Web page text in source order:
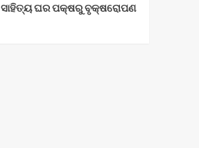
ସାହିତ୍ୟ ଘର ପକ୍ଷରୁ ବୃକ୍ଷରୋପଣ